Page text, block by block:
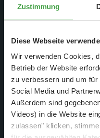
Zustimmung
Diese Webseite
Wir verwenden Cookies,
Betrieb der Website
zu verbessern und um
Social Media und
Außerdem sind
Videos) in die Website
zulassen" klicken,
auf die Anfänge!